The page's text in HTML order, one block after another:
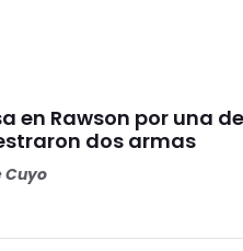
en Rawson por una
dos armas
Cuyo